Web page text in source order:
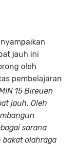
jauh ini
oleh
pembelajaran
15 Bireuen
jauh. Oleh
sarana
bakat olahraga